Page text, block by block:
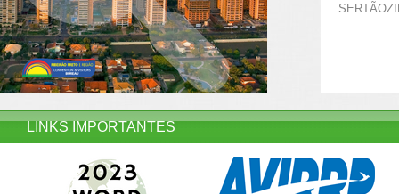
LINKS IMPORTANTES